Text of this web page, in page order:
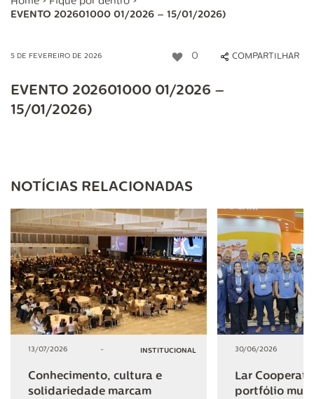
EVENTO 202601000 01/2026 – 15/01/2026)
5 DE FEVEREIRO DE 2026 0 COMPARTILHAR
EVENTO 202601000 01/2026 –
15/01/2026)
NOTÍCIAS RELACIONADAS
13/07/2026 - INSTITUCIONAL
Conhecimento, cultura e
solidariedade marcam
30/06/2026
Lar
portfólio